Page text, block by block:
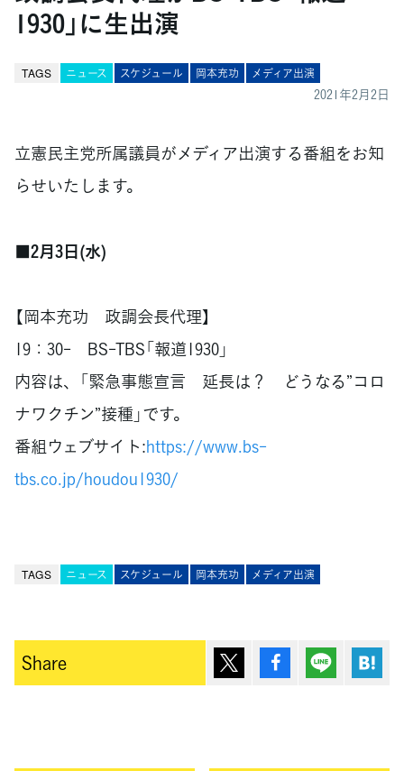
1930」に生出演
TAGS ニュース スケジュール 岡本充功 メディア出演
2021年2月2日
立憲民主党所属議員がメディア出演する番組をお知
らせいたします。
■2月3日(水)
【岡本充功 政調会長代理】
19：30- BS-TBS「報道1930」
内容は、「緊急事態宣言 延長は？ どうなる”コロ
ナワクチン”接種」です。
番組ウェブサイト:https://www.bs-
tbs.co.jp/houdou1930/
TAGS ニュース スケジュール 岡本充功 メディア出演
Share ポスト シェア Lineで送